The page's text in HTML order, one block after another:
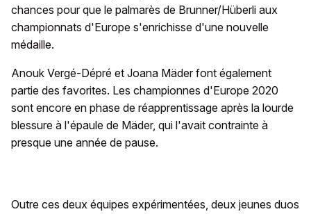
chances pour que le palmarès de Brunner/Hüberli aux
championnats d'Europe s'enrichisse d'une nouvelle
médaille.
Anouk Vergé-Dépré et Joana Mäder font également
partie des favorites. Les championnes d'Europe 2020
sont encore en phase de réapprentissage après la lourde
blessure à l'épaule de Mäder, qui l'avait contrainte à
presque une année de pause.
Outre ces deux équipes expérimentées, deux jeunes duos